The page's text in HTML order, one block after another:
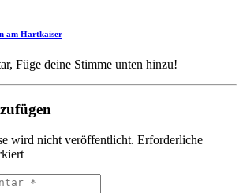
am Hartkaiser
Füge deine Stimme unten hinzu!
wird nicht veröffentlicht. Erforderliche